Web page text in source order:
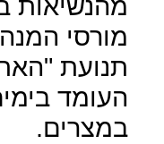
מהנשיאות
מורסי
תנועת
העומד
במצרים.